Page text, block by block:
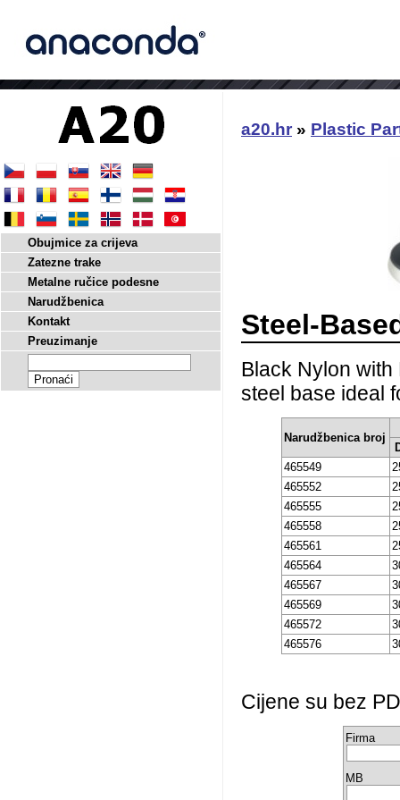
a20.hr » Plastic
Steel-
Black Nylon with
steel base ideal
Narudžbenica broj
465549
465552
465555
465558
465561
465564
465567
465569
465572
465576
Cijene su bez
Firma
MB
Obujmice za crijeva
Zatezne trake
Metalne ručice podesne
Narudžbenica
Kontakt
Preuzimanje